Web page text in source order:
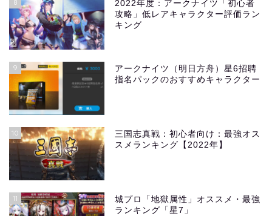
8
2022年度：アークナイツ「初心者
攻略」低レアキャラクター評価ラン
キング
9
アークナイツ（明日方舟）星6招聘
指名パックのおすすめキャラクター
10
三国志真戦：初心者向け：最強オス
スメランキング【2022年】
11
城プロ「地獄属性」オススメ・最強
ランキング「星7」